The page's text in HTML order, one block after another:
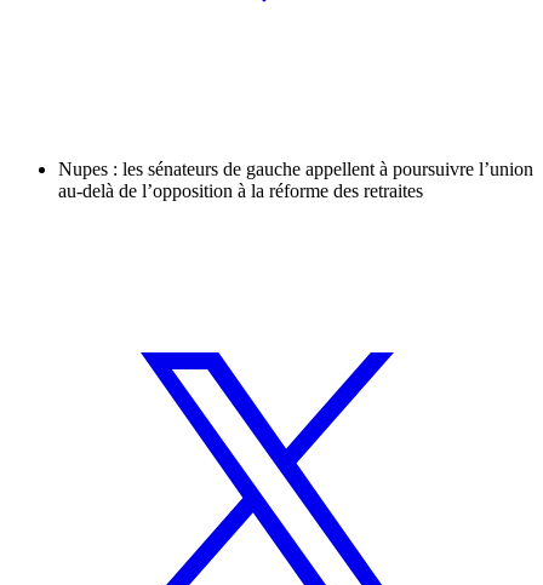
Nupes : les sénateurs de gauche appellent à poursuivre l’union
au-delà de l’opposition à la réforme des retraites